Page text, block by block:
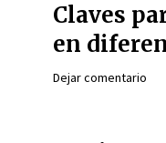
Claves
en
Dejar comentario